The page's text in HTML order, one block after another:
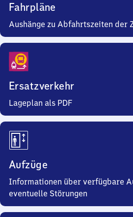
Fahrpläne
Aushänge zu Abfahrtszeiten der
Ersatzverkehr
Lageplan als PDF
Aufzüge
Informationen über verfügbare
eventuelle Störungen